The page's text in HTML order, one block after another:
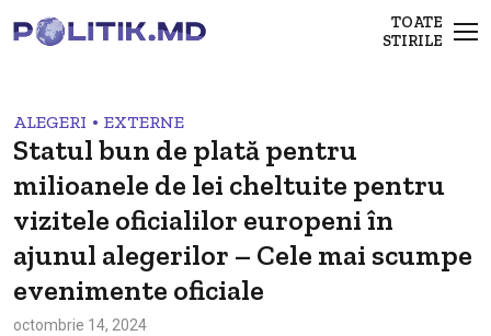
TOATE
STIRILE
ALEGERI • EXTERNE
Statul bun de plată pentru
milioanele de lei cheltuite pentru
vizitele oficialilor europeni în
ajunul alegerilor – Cele mai scumpe
evenimente oficiale
octombrie 14, 2024